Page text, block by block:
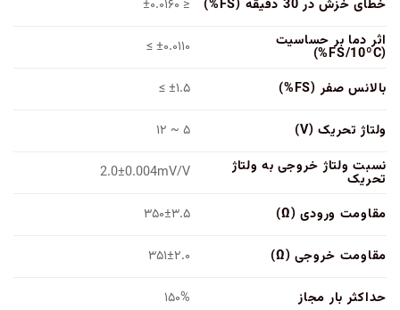
خطای خزش در 30 دقیقه (FS%)
≤ ±۰.۰۱۶۰
اثر دما بر حساسیت
(FS/10ºC%) ±۰.۰۱۱۰ ≥
بالانس صفر (FS%) ±۱.۵ ≥
ولتاژ تحریک (V)
۵ ~ ۱۲
نسبت ولتاژ خروجی به ولتاژ
تحریک 2.0±0.004mV/V
مقاومت ورودی (Ω) ۳۵۰±۳.۵
مقاومت خروجی (Ω) ۳۵۱±۲.۰
حداکثر بار مجاز ۱۵۰%